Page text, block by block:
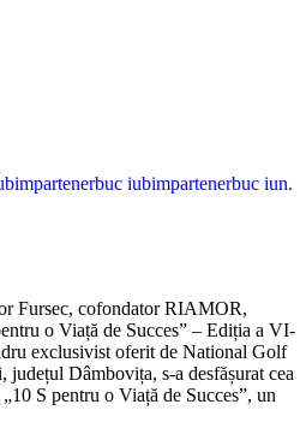
iubimpartenerbuc iun.
Fursec, cofondator RIAMOR,
o Viață de Succes” – Ediția a VI-
exclusivist oferit de National Golf
Dâmbovița, s-a desfășurat cea
S pentru o Viață de Succes”, un